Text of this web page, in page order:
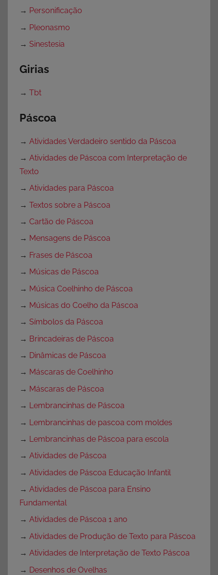
→ Personificação
→ Pleonasmo
→ Sinestesia
Girias
→ Tbt
Páscoa
→ Atividades Verdadeiro sentido da Páscoa
→ Atividades de Páscoa com Interpretação de
Texto
→ Atividades para Páscoa
→ Textos sobre a Páscoa
→ Cartão de Páscoa
→ Mensagens de Páscoa
→ Frases de Páscoa
→ Músicas de Páscoa
→ Música Coelhinho de Páscoa
→ Músicas do Coelho da Páscoa
→ Símbolos da Páscoa
→ Brincadeiras de Páscoa
→ Dinâmicas de Páscoa
→ Máscaras de Coelhinho
→ Máscaras de Páscoa
→ Lembrancinhas de Páscoa
→ Lembrancinhas de pascoa com moldes
→ Lembrancinhas de Páscoa para escola
→ Atividades de Páscoa
→ Atividades de Páscoa Educação Infantil
→ Atividades de Páscoa para Ensino
Fundamental
→ Atividades de Páscoa 1 ano
→ Atividades de Produção de Texto para Páscoa
→ Atividades de Interpretação de Texto Páscoa
→ Desenhos de Ovelhas